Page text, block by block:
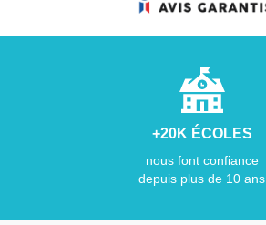
+20K ÉCOLES
nous font confiance
depuis plus de 10 ans